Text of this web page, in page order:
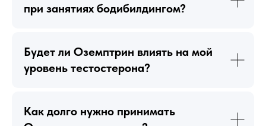
при занятиях бодибилдингом?
Будет ли Оземптрин влиять на мой
уровень тестостерона?
Как долго нужно принимать